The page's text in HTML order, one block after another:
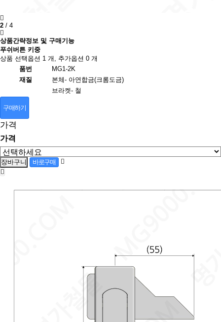
2 / 4
상품간략정보 및 구매기능
푸쉬버튼 키중
상품 선택옵션 1 개, 추가옵션 0 개
품번
MG1-2K
재질
본체- 아연합금(크롬도금)
브라켓- 철
구매하기
가격
가격